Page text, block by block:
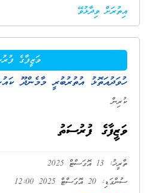
އިތުރަށް ވިދާޅުވޭ
ވަޒީފާގެ
ހުވަދުއަތޮޅު އުތުރުބުރީ މާމެންދޫ
ކުރިން
ވަޒީފާގެ ފުރުސަތު
ތާރީޚު: 13 އޮގަސްޓް 2025
ސުންގަޑި: 20 އޮގަސްޓް 2025 12:00